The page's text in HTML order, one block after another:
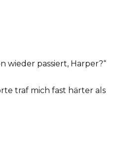
wieder passiert, Harper?“
traf mich fast härter als